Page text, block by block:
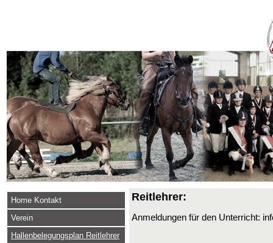
Home Kontakt
Verein
Hallenbelegungsplan Reitlehrer
Reitlehrer:
Anmeldungen für den Unterricht: